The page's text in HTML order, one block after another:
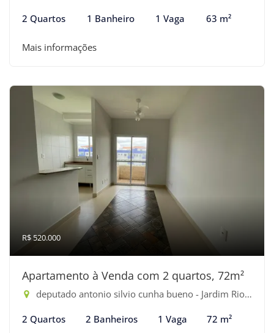
2 Quartos 1 Banheiro 1 Vaga 63 m²
Mais informações
R$ 520.000
Apartamento à Venda com 2 quartos, 72m²
deputado antonio silvio cunha bueno - Jardim Rio da Praia, Bertioga-SP
2 Quartos 2 Banheiros 1 Vaga 72 m²